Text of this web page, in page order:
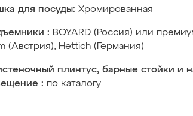
для посуды: Хромированная
: BOYARD (Россия) или
(Австрия), Hettich (Германия)
плинтус, барные стойки и
: по каталогу